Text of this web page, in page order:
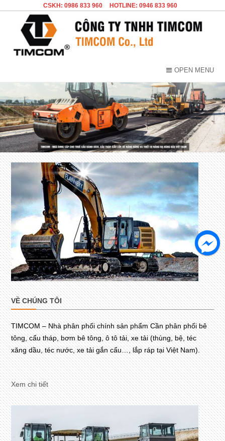
CSKH: 0986 833 960 HOTLINE: 0946 833 960
OPEN MENU
VỀ CHÚNG TÔI
TIMCOM – Nhà phân phối chính sản phẩm Cần phân phối bê
tông, cẩu tháp, bơm bê tông, ô tô tải, xe tải (thùng, bệ, téc
xăng dầu, téc nước, xe tải gắn cẩu…, lắp ráp tại Việt Nam).
Xem chi tiết